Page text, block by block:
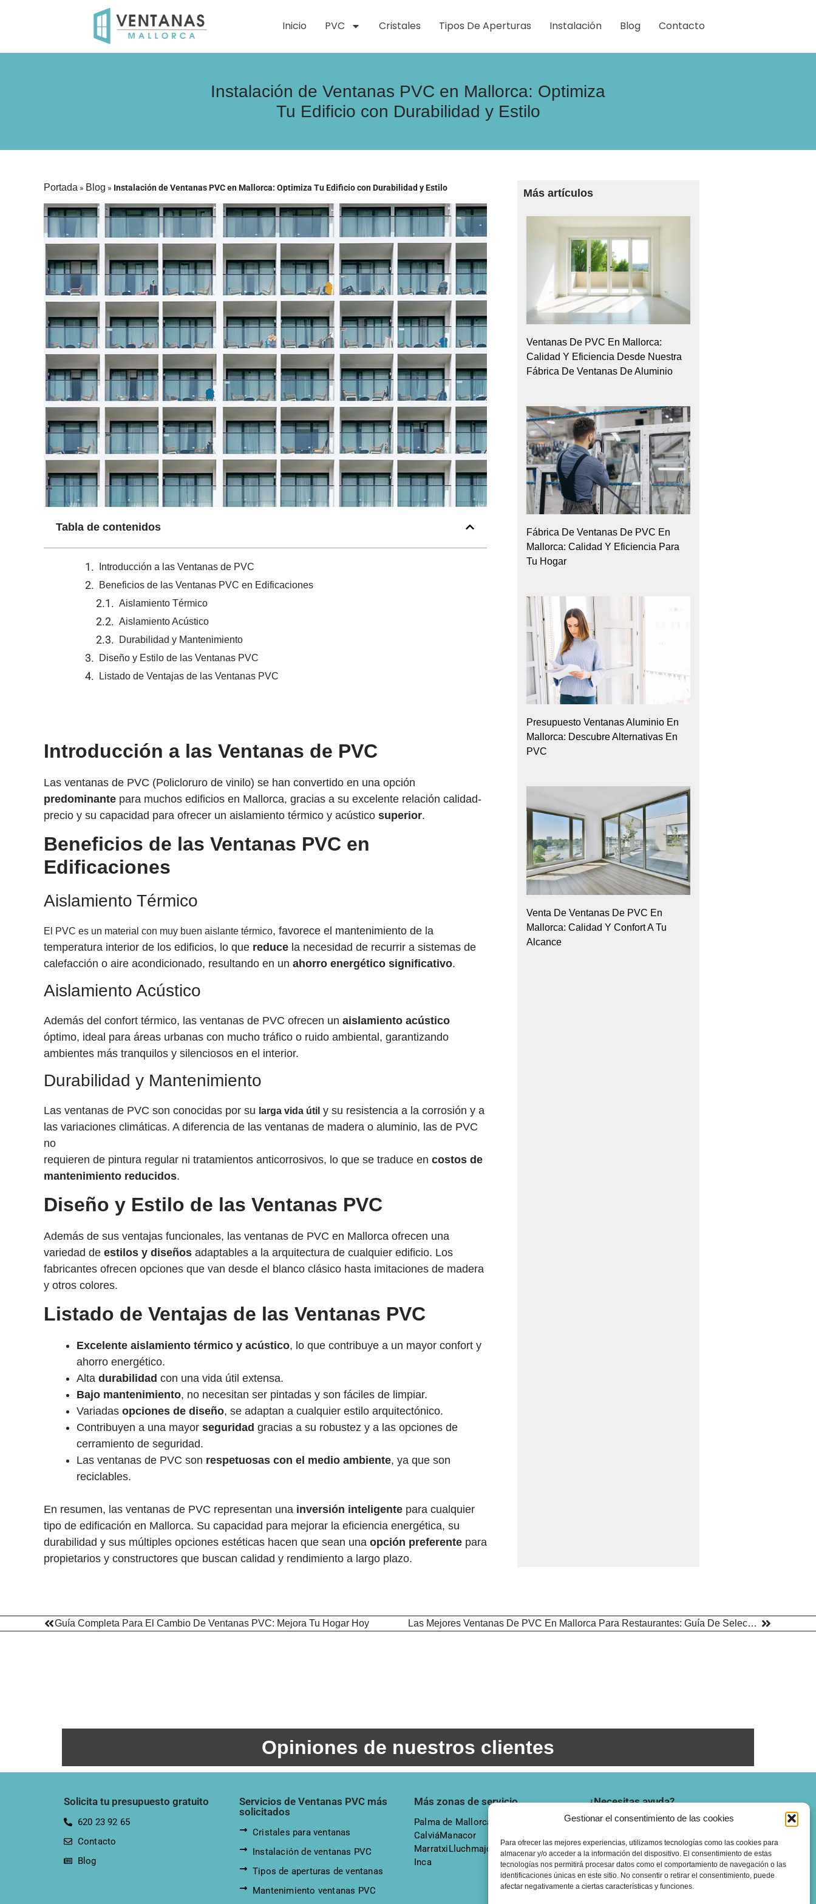
Gestionar el consentimiento de las cookies
Para ofrecer las mejores experiencias, utilizamos tecnologías como las cookies para
almacenar y/o acceder a la información del dispositivo. El consentimiento de estas
tecnologías nos permitirá procesar datos como el comportamiento de navegación o las
identificaciones únicas en este sitio. No consentir o retirar el consentimiento, puede
afectar negativamente a ciertas características y funciones.
Inicio PVC Cristales Tipos De Aperturas Instalación Blog Contacto
Instalación de Ventanas PVC en Mallorca: Optimiza
Tu Edificio con Durabilidad y Estilo
Portada » Blog » Instalación de Ventanas PVC en Mallorca: Optimiza Tu Edificio con Durabilidad y Estilo
Tabla de contenidos
Introducción a las Ventanas de PVC
Beneficios de las Ventanas PVC en Edificaciones
Aislamiento Térmico
Aislamiento Acústico
Durabilidad y Mantenimiento
Diseño y Estilo de las Ventanas PVC
Listado de Ventajas de las Ventanas PVC
Introducción a las Ventanas de PVC
Las ventanas de PVC (Policloruro de vinilo) se han convertido en una opción
predominante para muchos edificios en Mallorca, gracias a su excelente relación calidad-
precio y su capacidad para ofrecer un aislamiento térmico y acústico superior.
Beneficios de las Ventanas PVC en
Edificaciones
Aislamiento Térmico
El PVC es un material con muy buen aislante térmico, favorece el mantenimiento de la
temperatura interior de los edificios, lo que reduce la necesidad de recurrir a sistemas de
calefacción o aire acondicionado, resultando en un ahorro energético significativo.
Aislamiento Acústico
Además del confort térmico, las ventanas de PVC ofrecen un aislamiento acústico
óptimo, ideal para áreas urbanas con mucho tráfico o ruido ambiental, garantizando
ambientes más tranquilos y silenciosos en el interior.
Durabilidad y Mantenimiento
Las ventanas de PVC son conocidas por su larga vida útil y su resistencia a la corrosión y a
las variaciones climáticas. A diferencia de las ventanas de madera o aluminio, las de PVC
no
requieren de pintura regular ni tratamientos anticorrosivos, lo que se traduce en costos de
mantenimiento reducidos.
Diseño y Estilo de las Ventanas PVC
Además de sus ventajas funcionales, las ventanas de PVC en Mallorca ofrecen una
variedad de estilos y diseños adaptables a la arquitectura de cualquier edificio. Los
fabricantes ofrecen opciones que van desde el blanco clásico hasta imitaciones de madera
y otros colores.
Listado de Ventajas de las Ventanas PVC
Excelente aislamiento térmico y acústico, lo que contribuye a un mayor confort y
ahorro energético.
Alta durabilidad con una vida útil extensa.
Bajo mantenimiento, no necesitan ser pintadas y son fáciles de limpiar.
Variadas opciones de diseño, se adaptan a cualquier estilo arquitectónico.
Contribuyen a una mayor seguridad gracias a su robustez y a las opciones de
cerramiento de seguridad.
Las ventanas de PVC son respetuosas con el medio ambiente, ya que son
reciclables.
En resumen, las ventanas de PVC representan una inversión inteligente para cualquier
tipo de edificación en Mallorca. Su capacidad para mejorar la eficiencia energética, su
durabilidad y sus múltiples opciones estéticas hacen que sean una opción preferente para
propietarios y constructores que buscan calidad y rendimiento a largo plazo.
Más artículos
Ventanas De PVC En Mallorca:
Calidad Y Eficiencia Desde Nuestra
Fábrica De Ventanas De Aluminio
Fábrica De Ventanas De PVC En
Mallorca: Calidad Y Eficiencia Para
Tu Hogar
Presupuesto Ventanas Aluminio En
Mallorca: Descubre Alternativas En
PVC
Venta De Ventanas De PVC En
Mallorca: Calidad Y Confort A Tu
Alcance
Guía Completa Para El Cambio De Ventanas PVC: Mejora Tu Hogar Hoy Las Mejores Ventanas De PVC En Mallorca Para Restaurantes: Guía De Selección Y Proveedores
Opiniones de nuestros clientes
Solicita tu presupuesto gratuito
620 23 92 65
Contacto
Blog
Servicios de Ventanas PVC más
solicitados
Cristales para ventanas
Instalación de ventanas PVC
Tipos de aperturas de ventanas
Mantenimiento ventanas PVC
Más zonas de servicio
Palma de Mallorca
CalviáManacor
MarratxiLluchmajor
Inca
Soller
¿Necesitas ayuda?
Aviso Legal
Política de Privacidad
Política de Cookies